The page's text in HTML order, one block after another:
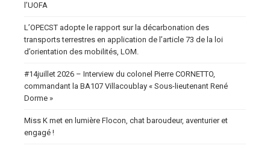
l’UOFA
L’OPECST adopte le rapport sur la décarbonation des
transports terrestres en application de l’article 73 de la loi
d’orientation des mobilités, LOM.
#14juillet 2026 – Interview du colonel Pierre CORNETTO,
commandant la BA107 Villacoublay « Sous-lieutenant René
Dorme »
Miss K met en lumière Flocon, chat baroudeur, aventurier et
engagé !